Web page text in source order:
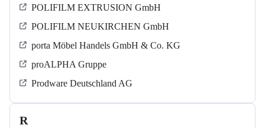
POLIFILM EXTRUSION GmbH
POLIFILM NEUKIRCHEN GmbH
porta Möbel Handels GmbH & Co. KG
proALPHA Gruppe
Prodware Deutschland AG
R